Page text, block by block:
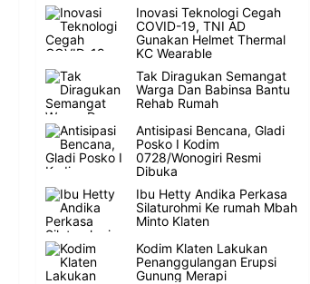
Inovasi Teknologi Cegah
COVID-19, TNI AD
Gunakan Helmet Thermal
KC Wearable
Tak Diragukan Semangat
Warga Dan Babinsa Bantu
Rehab Rumah
Antisipasi Bencana, Gladi
Posko I Kodim
0728/Wonogiri Resmi
Dibuka
Ibu Hetty Andika Perkasa
Silaturohmi Ke rumah Mbah
Minto Klaten
Kodim Klaten Lakukan
Penanggulangan Erupsi
Gunung Merapi